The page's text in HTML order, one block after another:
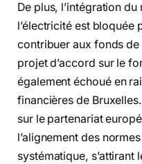
De plus, l’intégration du
l’électricité est bloquée
contribuer aux fonds
projet d’accord sur le
également échoué en
financières de
sur le partenariat
l’alignement des
systématique, s’attirant